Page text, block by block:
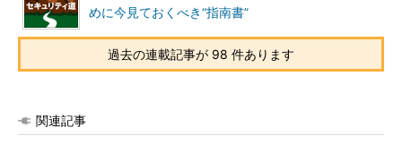
めに今見ておくべき“指南書”
過去の連載記事が 98 件あります
関連記事